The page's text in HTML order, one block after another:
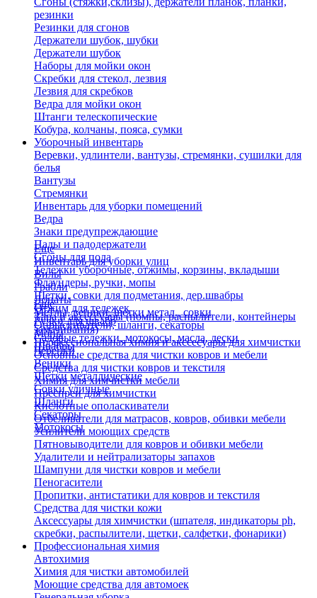
резинки
Резинки для сгонов
Держатели шубок, шубки
Держатели шубок
Наборы для мойки окон
Скребки для стекол, лезвия
Лезвия для скребков
Ведра для мойки окон
Штанги телескопические
Кобура, колчаны, пояса, сумки
Уборочный инвентарь
Веревки, удлинтели, вантузы, стремянки, сушилки для
белья
Вантузы
Стремянки
Инвентарь для уборки помещений
Ведра
Знаки предупреждающие
Пады и падодержатели
Сгоны для пола
Тележки уборочные, отжимы, корзины, вкладыши
Флаундеры, ручки, мопы
Щетки, совки для подметания, дер.швабры
Отжим для тележек
Ручки для швабр
Мопы
Швабры
Еще
Инвентарь для уборки улиц
Вилы
Грабли
Лопаты
Метлы, веники, щетки метал., совки
Опрыскиватели, шланги, секаторы
Садовые тележки, мотокосы, масла, лески
Черенки
Веники
Щетки металлические
Совки уличные
Шланги
Секаторы
Мотокосы
Еще
Тара и аксессуары (помпы, распылители, контейнеры
замачивания)
Профессиональная химия и акссесуары для химчистки
Основные средства для чистки ковров и мебели
Средства для чистки ковров и текстиля
Химия для химчистки мебели
Преспреи для химчистки
Кислотные ополаскиватели
Отбеливатели для матрасов, ковров, обивки мебели
Усилители моющих средств
Пятновыводители для ковров и обивки мебели
Удалители и нейтрализаторы запахов
Шампуни для чистки ковров и мебели
Пеногасители
Пропитки, антистатики для ковров и текстиля
Средства для чистки кожи
Аксессуары для химчистки (шпателя, индикаторы ph,
скребки, распылители, щетки, салфетки, фонарики)
Профессиональная химия
Автохимия
Химия для чистки автомобилей
Моющие средства для автомоек